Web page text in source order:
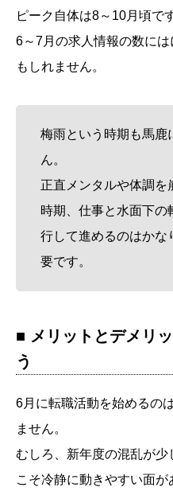
ピーク自体は8～10月頃で
6～7月の求人情報の数に
もしれません。
梅雨という時期も馬鹿
ん。
正直メンタルや体調を
時期、仕事と水面下の
行して進めるのはかな
要です。
■ メリットとデメリ
う
6月に転職活動を始めるの
ません。
むしろ、新年度の混乱が
こそ冷静に動きやすい面が